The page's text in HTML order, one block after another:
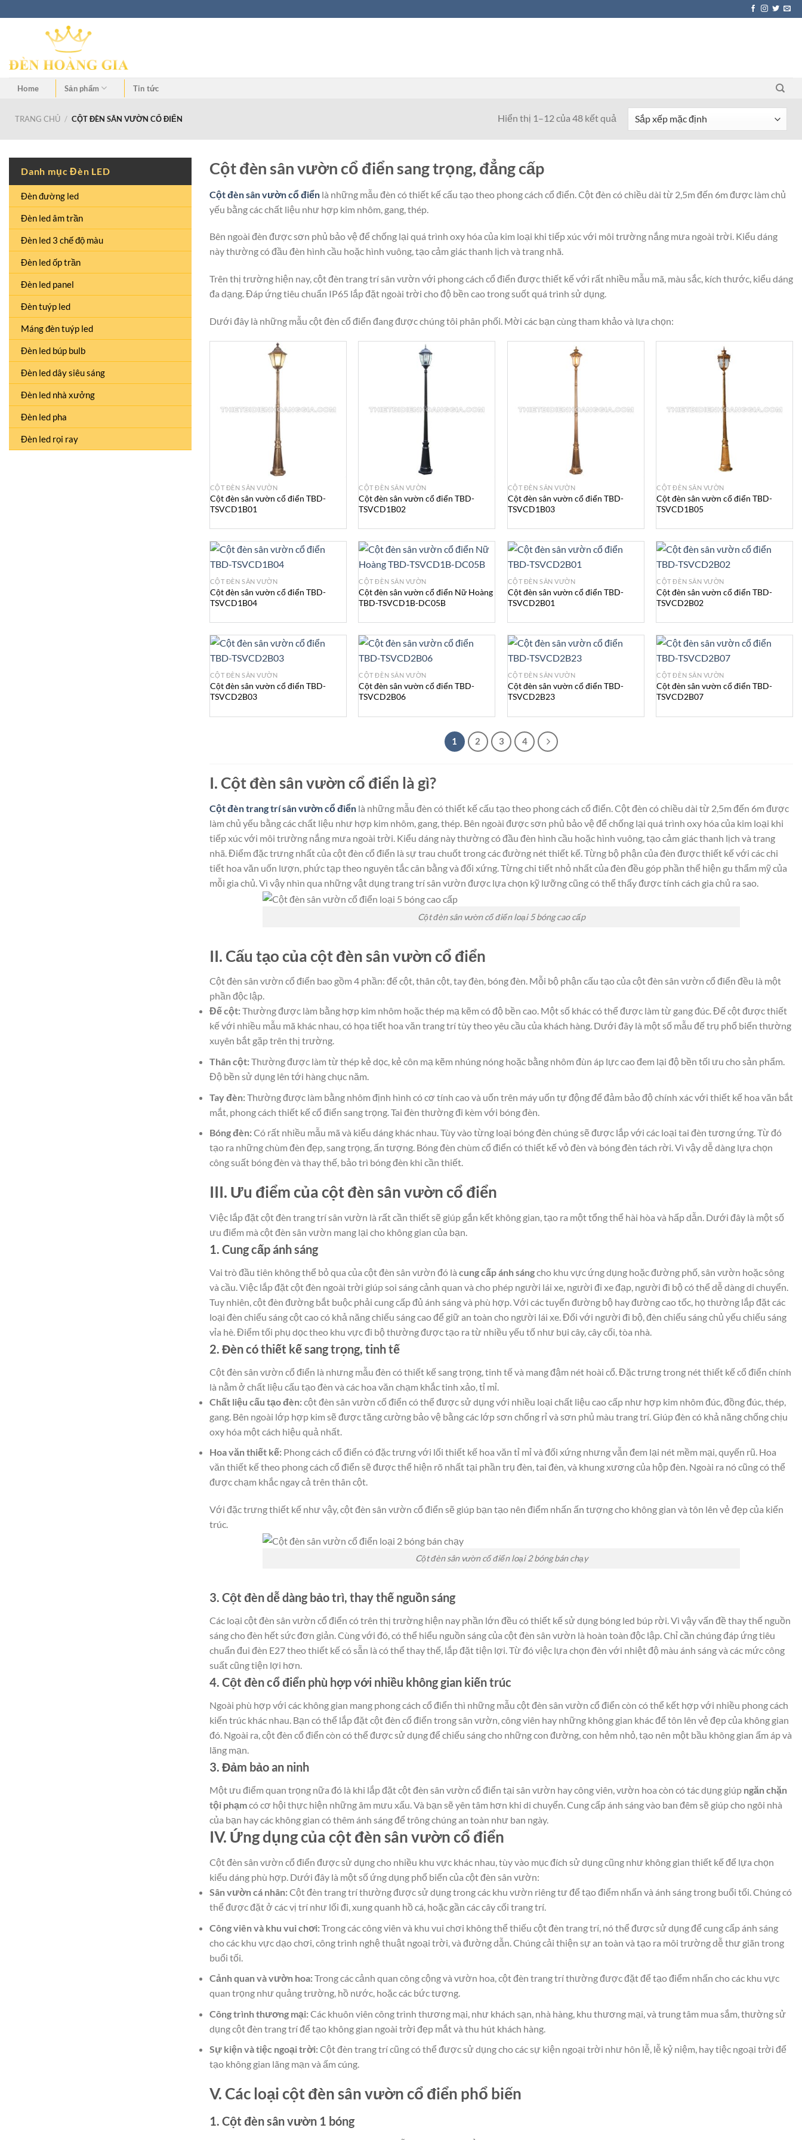
Home Sản phẩm Tin tức
TRANG CHỦ / CỘT ĐÈN SÂN VƯỜN CỔ ĐIỂN Hiển thị 1–12 của 48 kết quả
Danh mục Đèn LED
Đèn đường led
Đèn led âm trần
Đèn led 3 chế độ màu
Đèn led ốp trần
Đèn led panel
Đèn tuýp led
Máng đèn tuýp led
Đèn led búp bulb
Đèn led dây siêu sáng
Đèn led nhà xưởng
Đèn led pha
Đèn led rọi ray
Cột đèn sân vườn cổ điển sang trọng, đẳng cấp
Cột đèn sân vườn cổ điển là những mẫu đèn có thiết kế cấu tạo theo phong cách cổ điển. Cột đèn có chiều dài từ 2,5m đến 6m được làm chủ
yếu bằng các chất liệu như hợp kim nhôm, gang, thép.
Bên ngoài đèn được sơn phủ bảo vệ để chống lại quá trình oxy hóa của kim loại khi tiếp xúc với môi trường nắng mưa ngoài trời. Kiểu dáng
này thường có đầu đèn hình cầu hoặc hình vuông, tạo cảm giác thanh lịch và trang nhã.
Trên thị trường hiện nay, cột đèn trang trí sân vườn với phong cách cổ điển được thiết kế với rất nhiều mẫu mã, màu sắc, kích thước, kiểu dáng
đa dạng. Đáp ứng tiêu chuẩn IP65 lắp đặt ngoài trời cho độ bền cao trong suốt quá trình sử dụng.
Dưới đây là những mẫu cột đèn cổ điển đang được chúng tôi phân phối. Mời các bạn cùng tham khảo và lựa chọn:
CỘT ĐÈN SÂN VƯỜN
Cột đèn sân vườn cổ điển TBD-
TSVCD1B01
CỘT ĐÈN SÂN VƯỜN
Cột đèn sân vườn cổ điển TBD-
TSVCD1B02
CỘT ĐÈN SÂN VƯỜN
Cột đèn sân vườn cổ điển TBD-
TSVCD1B03
CỘT ĐÈN SÂN VƯỜN
Cột đèn sân vườn cổ điển TBD-
TSVCD1B05
CỘT ĐÈN SÂN VƯỜN
Cột đèn sân vườn cổ điển TBD-
TSVCD1B04
CỘT ĐÈN SÂN VƯỜN
Cột đèn sân vườn cổ điển Nữ Hoàng
TBD-TSVCD1B-DC05B
CỘT ĐÈN SÂN VƯỜN
Cột đèn sân vườn cổ điển TBD-
TSVCD2B01
CỘT ĐÈN SÂN VƯỜN
Cột đèn sân vườn cổ điển TBD-
TSVCD2B02
CỘT ĐÈN SÂN VƯỜN
Cột đèn sân vườn cổ điển TBD-
TSVCD2B03
CỘT ĐÈN SÂN VƯỜN
Cột đèn sân vườn cổ điển TBD-
TSVCD2B06
CỘT ĐÈN SÂN VƯỜN
Cột đèn sân vườn cổ điển TBD-
TSVCD2B23
CỘT ĐÈN SÂN VƯỜN
Cột đèn sân vườn cổ điển TBD-
TSVCD2B07
1 2 3 4
I. Cột đèn sân vườn cổ điển là gì?
Cột đèn trang trí sân vườn cổ điển là những mẫu đèn có thiết kế cấu tạo theo phong cách cổ điển. Cột đèn có chiều dài từ 2,5m đến 6m được
làm chủ yếu bằng các chất liệu như hợp kim nhôm, gang, thép. Bên ngoài được sơn phủ bảo vệ để chống lại quá trình oxy hóa của kim loại khi
tiếp xúc với môi trường nắng mưa ngoài trời. Kiểu dáng này thường có đầu đèn hình cầu hoặc hình vuông, tạo cảm giác thanh lịch và trang
nhã. Điểm đặc trưng nhất của cột đèn cổ điển là sự trau chuốt trong các đường nét thiết kế. Từng bộ phận của đèn được thiết kế với các chi
tiết hoa văn uốn lượn, phức tạp theo nguyên tắc cân bằng và đối xứng. Từng chi tiết nhỏ nhất của đèn đều góp phần thể hiện gu thẩm mỹ của
mỗi gia chủ. Vì vậy nhìn qua những vật dụng trang trí sân vườn được lựa chọn kỹ lưỡng cũng có thể thấy được tính cách gia chủ ra sao.
Cột đèn sân vườn cổ điển loại 5 bóng cao cấp
II. Cấu tạo của cột đèn sân vườn cổ điển
Cột đèn sân vườn cổ điển bao gồm 4 phần: đế cột, thân cột, tay đèn, bóng đèn. Mỗi bộ phận cấu tạo của cột đèn sân vườn cổ điển đều là một
phần độc lập.
Đế cột:Thường được làm bằng hợp kim nhôm hoặc thép mạ kẽm có độ bền cao. Một số khác có thể được làm từ gang đúc. Đế cột được thiết
kế với nhiều mẫu mã khác nhau, có họa tiết hoa văn trang trí tùy theo yêu cầu của khách hàng. Dưới đây là một số mẫu đế trụ phổ biến thường
xuyên bắt gặp trên thị trường.
Thân cột:Thường được làm từ thép kẻ dọc, kẻ côn mạ kẽm nhúng nóng hoặc bằng nhôm đùn áp lực cao đem lại độ bền tối ưu cho sản phẩm.
Độ bền sử dụng lên tới hàng chục năm.
Tay đèn:Thường được làm bằng nhôm định hình có cơ tính cao và uốn trên máy uốn tự động để đảm bảo độ chính xác với thiết kế hoa văn bắt
mắt, phong cách thiết kế cổ điển sang trọng. Tai đèn thường đi kèm với bóng đèn.
Bóng đèn:Có rất nhiều mẫu mã và kiểu dáng khác nhau. Tùy vào từng loại bóng đèn chúng sẽ được lắp với các loại tai đèn tương ứng. Từ đó
tạo ra những chùm đèn đẹp, sang trọng, ấn tượng. Bóng đèn chùm cổ điển có thiết kế vỏ đèn và bóng đèn tách rời. Vì vậy dễ dàng lựa chọn
công suất bóng đèn và thay thế, bảo trì bóng đèn khi cần thiết.
III. Ưu điểm của cột đèn sân vườn cổ điển
Việc lắp đặt cột đèn trang trí sân vườn là rất cần thiết sẽ giúp gắn kết không gian, tạo ra một tổng thể hài hòa và hấp dẫn. Dưới đây là một số
ưu điểm mà cột đèn sân vườn mang lại cho không gian của bạn.
1. Cung cấp ánh sáng
Vai trò đầu tiên không thể bỏ qua của cột đèn sân vườn đó là cung cấp ánh sángcho khu vực ứng dụng hoặc đường phố, sân vườn hoặc sông
và cầu. Việc lắp đặt cột đèn ngoài trời giúp soi sáng cảnh quan và cho phép người lái xe, người đi xe đạp, người đi bộ có thể dễ dàng di chuyển.
Tuy nhiên, cột đèn đường bắt buộc phải cung cấp đủ ánh sáng và phù hợp. Với các tuyến đường bộ hay đường cao tốc, họ thường lắp đặt các
loại đèn chiếu sáng cột cao có khả năng chiếu sáng cao để giữ an toàn cho người lái xe. Đối với người đi bộ, đèn chiếu sáng chủ yếu chiếu sáng
vỉa hè. Điểm tối phụ dọc theo khu vực đi bộ thường được tạo ra từ nhiều yếu tố như bụi cây, cây cối, tòa nhà.
2. Đèn có thiết kế sang trọng, tinh tế
Cột đèn sân vườn cổ điển là nhưng mẫu đèn có thiết kế sang trọng, tinh tế và mang đậm nét hoài cổ. Đặc trưng trong nét thiết kế cổ điển chính
là nằm ở chất liệu cấu tạo đèn và các hoa văn chạm khắc tinh xảo, tỉ mỉ.
Chất liệu cấu tạo đèn:cột đèn sân vườn cố điển có thể được sử dụng với nhiều loại chất liệu cao cấp như hợp kim nhôm đúc, đồng đúc, thép,
gang. Bên ngoài lớp hợp kim sẽ được tăng cường bảo vệ bằng các lớp sơn chống rỉ và sơn phủ màu trang trí. Giúp đèn có khả năng chống chịu
oxy hóa một cách hiệu quả nhất.
Hoa văn thiết kế: Phong cách cổ điển có đặc trưng với lối thiết kế hoa văn tỉ mỉ và đối xứng nhưng vẫn đem lại nét mềm mại, quyến rũ. Hoa
văn thiết kế theo phong cách cổ điển sẽ được thể hiện rõ nhất tại phần trụ đèn, tai đèn, và khung xương của hộp đèn. Ngoài ra nó cũng có thể
được chạm khắc ngay cả trên thân cột.
Với đặc trưng thiết kế như vậy, cột đèn sân vườn cổ điển sẽ giúp bạn tạo nên điểm nhấn ấn tượng cho không gian và tôn lên vẻ đẹp của kiến
trúc.
Cột đèn sân vườn cổ điển loại 2 bóng bán chạy
3. Cột đèn dễ dàng bảo trì, thay thế nguồn sáng
Các loại cột đèn sân vườn cổ điển có trên thị trường hiện nay phần lớn đều có thiết kế sử dụng bóng led búp rời. Vì vậy vấn đề thay thế nguồn
sáng cho đèn hết sức đơn giản. Cùng với đó, có thể hiểu nguồn sáng của cột đèn sân vườn là hoàn toàn độc lập. Chỉ cần chúng đáp ứng tiêu
chuẩn đui đèn E27 theo thiết kế có sẵn là có thể thay thế, lắp đặt tiện lợi. Từ đó việc lựa chọn đèn với nhiệt độ màu ánh sáng và các mức công
suất cũng tiện lợi hơn.
4. Cột đèn cổ điển phù hợp với nhiều không gian kiến trúc
Ngoài phù hợp với các không gian mang phong cách cổ điển thì những mẫu cột đèn sân vườn cổ điển còn có thể kết hợp với nhiều phong cách
kiến trúc khác nhau. Bạn có thể lắp đặt cột đèn cổ điển trong sân vườn, công viên hay những không gian khác để tôn lên vẻ đẹp của không gian
đó. Ngoài ra, cột đèn cổ điển còn có thể được sử dụng để chiếu sáng cho những con đường, con hẻm nhỏ, tạo nên một bầu không gian ấm áp và
lãng mạn.
3. Đảm bảo an ninh
Một ưu điểm quan trọng nữa đó là khi lắp đặt cột đèn sân vườn cổ điển tại sân vườn hay công viên, vườn hoa còn có tác dụng giúp ngăn chặn
tội phạmcó cơ hội thực hiện những âm mưu xấu. Và bạn sẽ yên tâm hơn khi di chuyển. Cung cấp ánh sáng vào ban đêm sẽ giúp cho ngôi nhà
của bạn hay các không gian có thêm ánh sáng để trông chúng an toàn như ban ngày.
IV. Ứng dụng của cột đèn sân vườn cổ điển
Cột đèn sân vườn cổ điển được sử dụng cho nhiều khu vực khác nhau, tùy vào mục đích sử dụng cũng như không gian thiết kế để lựa chọn
kiểu dáng phù hợp. Dưới đây là một số ứng dụng phổ biến của cột đèn sân vườn:
Sân vườn cá nhân:Cột đèn trang trí thường được sử dụng trong các khu vườn riêng tư để tạo điểm nhấn và ánh sáng trong buổi tối. Chúng có
thể được đặt ở các vị trí như lối đi, xung quanh hồ cá, hoặc gần các cây cối trang trí.
Công viên và khu vui chơi:Trong các công viên và khu vui chơi không thể thiếu cột đèn trang trí, nó thể được sử dụng để cung cấp ánh sáng
cho các khu vực dạo chơi, công trình nghệ thuật ngoại trời, và đường dẫn. Chúng cải thiện sự an toàn và tạo ra môi trường dễ thư giãn trong
buổi tối.
Cảnh quan và vườn hoa:Trong các cảnh quan công cộng và vườn hoa, cột đèn trang trí thường được đặt để tạo điểm nhấn cho các khu vực
quan trọng như quảng trường, hồ nước, hoặc các bức tượng.
Công trình thương mại:Các khuôn viên công trình thương mại, như khách sạn, nhà hàng, khu thương mại, và trung tâm mua sắm, thường sử
dụng cột đèn trang trí để tạo không gian ngoài trời đẹp mắt và thu hút khách hàng.
Sự kiện và tiệc ngoại trời:Cột đèn trang trí cũng có thể được sử dụng cho các sự kiện ngoại trời như hôn lễ, lễ kỷ niệm, hay tiệc ngoại trời để
tạo không gian lãng mạn và ấm cúng.
V. Các loại cột đèn sân vườn cổ điển phổ biến
1. Cột đèn sân vườn 1 bóng